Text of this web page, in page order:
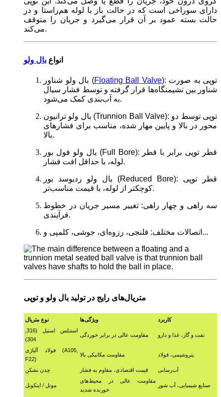
دارای سوراخی است که در حالت باز با لوله هم‌راستا و در
حالت بسته عمود بر آن قرار می‌گیرد و جریان را متوقف
می‌کند.
انواع بال ولو
بال ولو شناور (Floating Ball Valve): توپی به صورت
شناور بین نشیمنگاه‌ها قرار گرفته و توسط فشار سیال
به آب‌بندی کمک می‌شود.
بال ولو ترانیون (Trunnion Ball Valve): توپی توسط دو
محور در بالا و پایین مهار شده، مناسب برای فشارهای
بالا.
بال ولو فول بور (Full Bore): قطر توپی برابر با قطر
لوله، با حداقل افت فشار.
بال ولو ردیوسد بور (Reduced Bore): قطر توپی
کوچکتر از لوله، با قیمت مناسب‌تر.
سه راهی و چهار راهی: تغییر مسیر جریان در خطوط
فرآیندی.
اتصالات مختلف: فلنجی، رزوه‌ای، جوشی، کلمپی و...
متریال‌های رایج در تولید بال ولو و توپی
نوع متریال ویژگی‌ها
کاربرد
304)
مقاومت عالی در برابر خوردگی نفت و گاز، غذا و دارو
فولاد آلیاژی (A105,
F22)
مقاومت مکانیکی بالا پتروشیمی، فولاد
چدن نشکن قیمت اقتصادی، مقاوم به فشار آب‌رسانی
مونل / اینکونل
مقاومت عالی در محیط‌های
خورنده شدید
صنایع شیمیایی، آب شور